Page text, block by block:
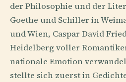
der Philosophie und der
Goethe und Schiller in
und Wien, Caspar David
Heidelberg voller
nationale Emotion
stellte sich zuerst in